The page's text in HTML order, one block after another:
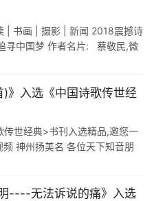
| 书画 | 摄影 | 新闻 2018震撼诗
寻中国梦 作者名片: 蔡敬民,微
》入选《中国诗歌传世经
世经典>书刊入选精品,邀您一
神州扬美名 各位天下知音朋
----无法诉说的痛》入选